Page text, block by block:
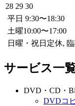
28 29 30
平日 9:30〜18:30
土曜10:00〜17:00
日曜・祝日定休,
サービス一
DVD・CD・
DVDコ